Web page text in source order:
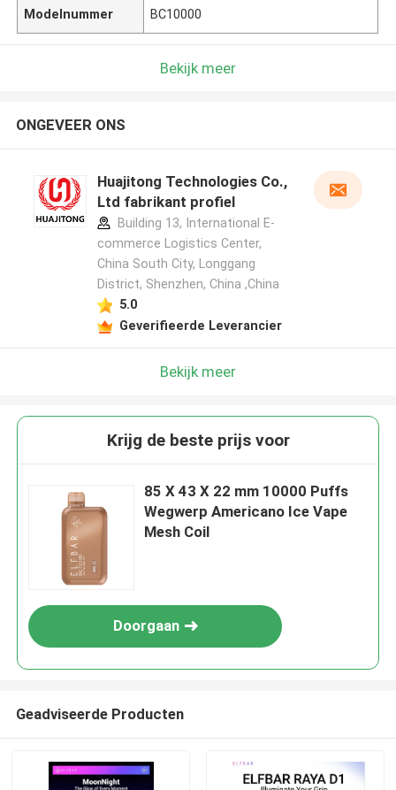
Modelnummer BC10000
Bekijk meer
ONGEVEER ONS
Huajitong Technologies Co.,
Ltd fabrikant profiel
Building 13, International E-
commerce Logistics Center,
China South City, Longgang
District, Shenzhen, China ,China
5.0
Geverifieerde Leverancier
Bekijk meer
Krijg de beste prijs voor
85 X 43 X 22 mm 10000 Puffs
Wegwerp Americano Ice Vape
Mesh Coil
Doorgaan
Geadviseerde Producten